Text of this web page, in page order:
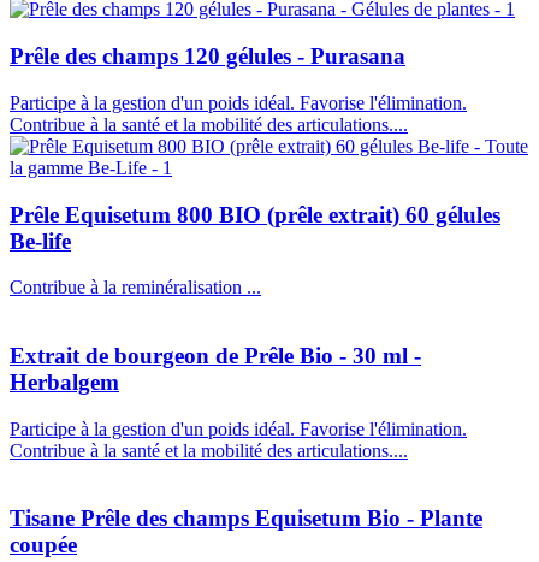
Prêle des champs 120 gélules - Purasana
Participe à la gestion d'un poids idéal. Favorise l'élimination.
Contribue à la santé et la mobilité des articulations....
Prêle Equisetum 800 BIO (prêle extrait) 60 gélules
Be-life
Contribue à la reminéralisation ...
Extrait de bourgeon de Prêle Bio - 30 ml -
Herbalgem
Participe à la gestion d'un poids idéal. Favorise l'élimination.
Contribue à la santé et la mobilité des articulations....
Tisane Prêle des champs Equisetum Bio - Plante
coupée